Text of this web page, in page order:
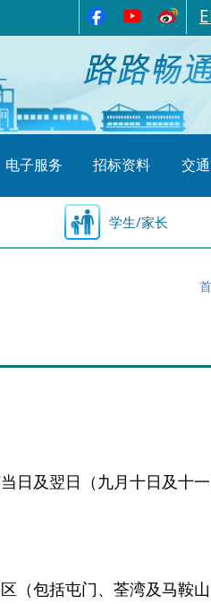
电子服务 招标资料 交
学生/家长
及翌日（九月十日及十一
包括屯门、荃湾及马鞍